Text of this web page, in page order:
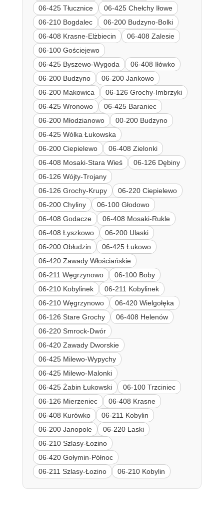
06-425 Tłucznice
06-425 Chełchy Iłowe
06-210 Bogdalec
06-200 Budzyno-Bolki
06-408 Krasne-Elżbiecin
06-408 Zalesie
06-100 Gościejewo
06-425 Byszewo-Wygoda
06-408 Iłówko
06-200 Budzyno
06-200 Jankowo
06-200 Makowica
06-126 Grochy-Imbrzyki
06-425 Wronowo
06-425 Baraniec
06-200 Młodzianowo
00-200 Budzyno
06-425 Wólka Łukowska
06-200 Ciepielewo
06-408 Zielonki
06-408 Mosaki-Stara Wieś
06-126 Dębiny
06-126 Wójty-Trojany
06-126 Grochy-Krupy
06-220 Ciepielewo
06-200 Chyliny
06-100 Głodowo
06-408 Godacze
06-408 Mosaki-Rukle
06-408 Łyszkowo
06-200 Ulaski
06-200 Obłudzin
06-425 Łukowo
06-420 Zawady Włościańskie
06-211 Węgrzynowo
06-100 Boby
06-210 Kobylinek
06-211 Kobylinek
06-210 Węgrzynowo
06-420 Wielgołęka
06-126 Stare Grochy
06-408 Helenów
06-220 Smrock-Dwór
06-420 Zawady Dworskie
06-425 Milewo-Wypychy
06-425 Milewo-Malonki
06-425 Żabin Łukowski
06-100 Trzciniec
06-126 Mierzeniec
06-408 Krasne
06-408 Kurówko
06-211 Kobylin
06-200 Janopole
06-220 Laski
06-210 Szlasy-Łozino
06-420 Gołymin-Północ
06-211 Szlasy-Łozino
06-210 Kobylin